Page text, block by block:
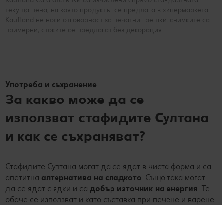
текуща цена, на която продуктът се предлага в хипермаркета.
Kaufland не носи отговорност за печатни грешки, снимките са
примерни, стоките се предлагат без декорация.
Употреба и съхранение
За какво може да се
използват стафидите Султана
и как се съхраняват?
Стафидите Султана могат да се ядат в чиста форма и са
апетитна алтернатива на сладкото. Също така могат
да се ядат с ядки и са добър източник на енергия. Те
обаче се използват и като съставка при печене и варене